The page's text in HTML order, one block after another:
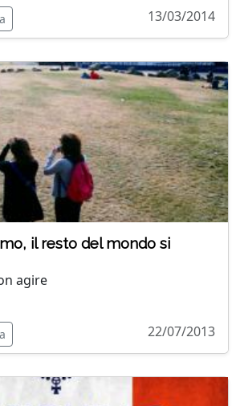
13/03/2014
il resto del mondo si
agire
22/07/2013